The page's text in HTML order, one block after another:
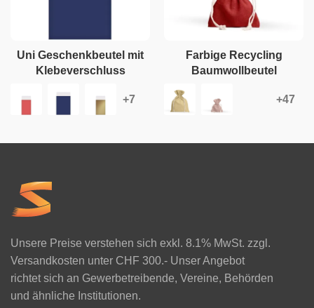
Uni Geschenkbeutel mit
Klebeverschluss
Farbige Recycling
Baumwollbeutel
Unsere Preise verstehen sich exkl. 8.1% MwSt. zzgl.
Versandkosten unter CHF 300.- Unser Angebot
richtet sich an Gewerbetreibende, Vereine, Behörden
und ähnliche Institutionen.